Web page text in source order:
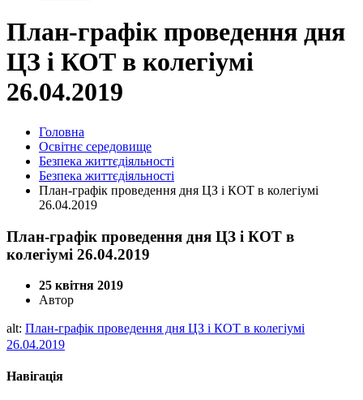
План-графік проведення дня
ЦЗ і КОТ в колегіумі
26.04.2019
Головна
Освітнє середовище
Безпека життєдіяльності
Безпека життєдіяльності
План-графік проведення дня ЦЗ і КОТ в колегіумі
26.04.2019
План-графік проведення дня ЦЗ і КОТ в
колегіумі 26.04.2019
25 квітня 2019
Автор
alt: План-графік проведення дня ЦЗ і КОТ в колегіумі
26.04.2019
Навігація